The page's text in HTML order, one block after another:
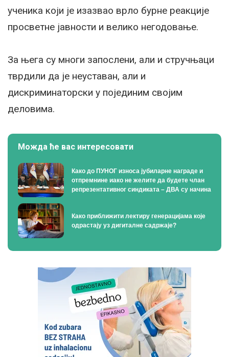
ученика који је изазвао врло бурне реакције
просветне јавности и велико негодовање.
За њега су многи запослени, али и стручњаци
тврдили да је неуставан, али и
дискриминаторски у појединим својим
деловима.
Можда ће вас интересовати
Како до ПУНОГ износа јубиларне награде и
отпремнине иако не желите да будете члан
репрезентативног синдиката – ДВА су начина
Како приближити лектиру генерацијама које
одрастају уз дигиталне садржаје?